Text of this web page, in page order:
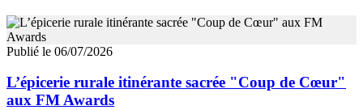
Publié le 06/07/2026
L’épicerie rurale itinérante sacrée "Coup de Cœur"
aux FM Awards